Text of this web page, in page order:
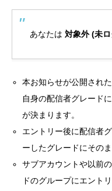
あなたは 対象外 (未
本お知らせが公開され
自身の配信者グレード
が決まります。
エントリー後に配信者
ーしたグレードにその
サブアカウントや以前
ドのグループにエント